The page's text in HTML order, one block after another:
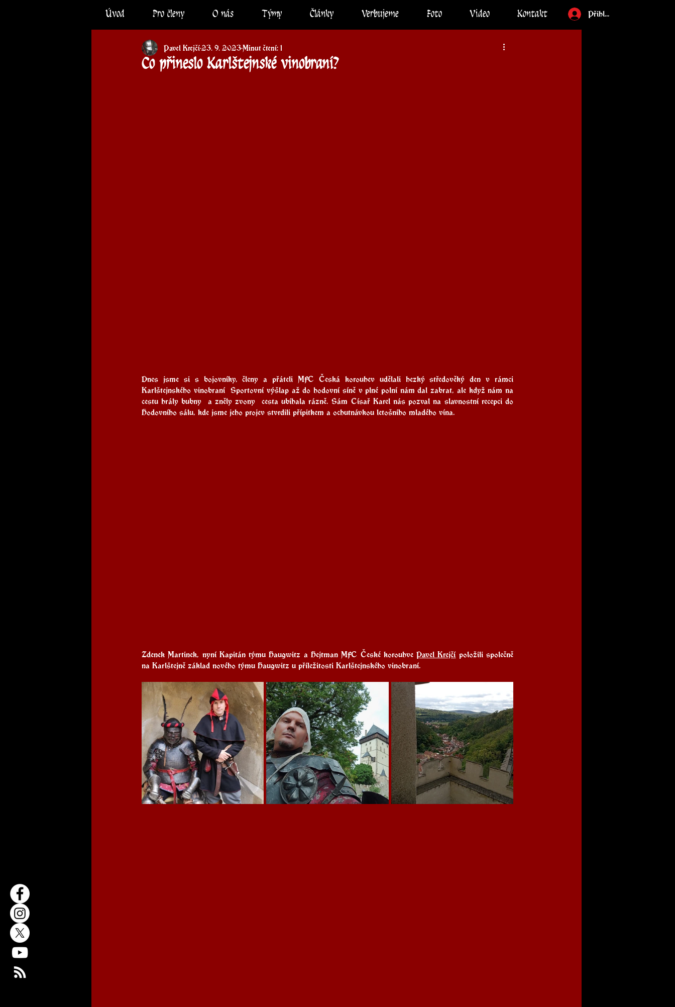
Úvod Pro členy O nás Týmy Články Verbujeme Foto Video Kontakt Přihlásit
Co přineslo Karlštejnské vinobraní?
Pavel Krejčí23. 9. 2023Minut čtení: 1
Dnes jsme si s bojovníky, členy a přáteli MFC Česká korouhev udělali hezký středověký den v rámci
Karlštejnského vinobraní  Sportovní výšlap až do hodovní síně v plné polní nám dal zabrat, ale když nám na
cestu hrály bubny  a zněly zvony  cesta ubíhala rázně. Sám Císař Karel nás pozval na slavnostní recepci do
Hodovního sálu, kde jsme jeho projev stvrdili přípitkem a ochutnávkou letošního mladého vína.
Zdenek Martinek, nyní Kapitán týmu Haugwitz a Hejtman MFC České korouhve Pavel Krejčí položili společně
na Karlštejně základ nového týmu Haugwitz u příležitosti Karlštejnského vinobraní.